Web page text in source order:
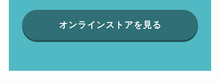
オンラインストアを見る